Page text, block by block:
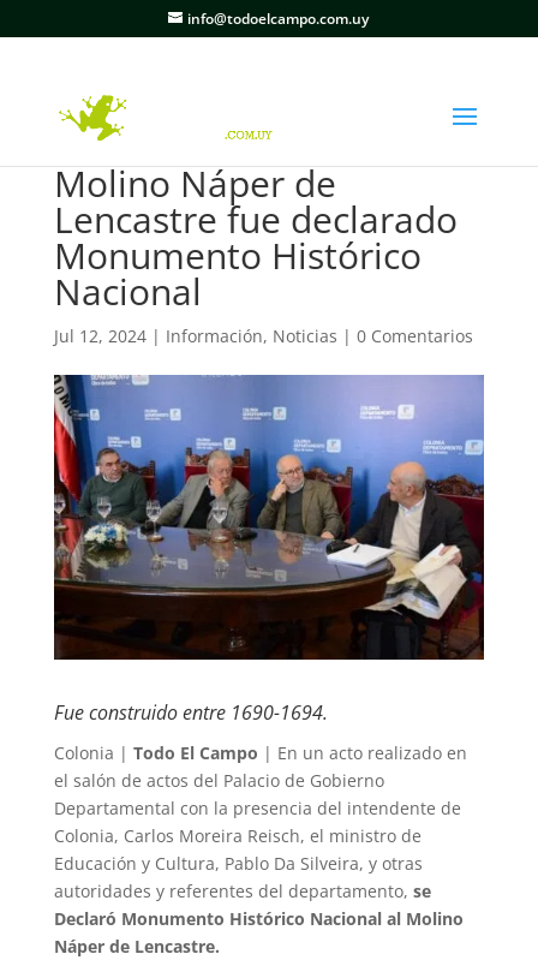
info@todoelcampo.com.uy
Molino Náper de
Lencastre fue declarado
Monumento Histórico
Nacional
Jul 12, 2024| Información, Noticias | 0 Comentarios
Fue construido entre 1690-1694.
Colonia | Todo El Campo | En un acto realizado en
el salón de actos del Palacio de Gobierno
Departamental con la presencia del intendente de
Colonia, Carlos Moreira Reisch, el ministro de
Educación y Cultura, Pablo Da Silveira, y otras
autoridades y referentes del departamento, se
Declaró Monumento Histórico Nacional al Molino
Náper de Lencastre.